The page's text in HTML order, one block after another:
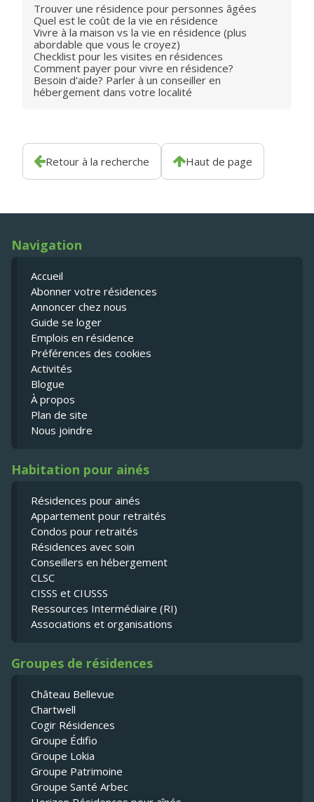
Trouver une résidence pour personnes âgées
Quel est le coût de la vie en résidence
Vivre à la maison vs la vie en résidence (plus
abordable que vous le croyez)
Checklist pour les visites en résidences
Comment payer pour vivre en résidence?
Besoin d'aide? Parler à un conseiller en
hébergement dans votre localité
Retour à la recherche Haut de page
Navigation
Accueil
Abonner votre résidences
Annoncer chez nous
Guide se loger
Emplois en résidence
Préférences des cookies
Activités
Blogue
À propos
Plan de site
Nous joindre
Habitation pour ainés
Résidences pour ainés
Appartement pour retraités
Condos pour retraités
Résidences avec soin
Conseillers en hébergement
CLSC
CISSS et CIUSSS
Ressources Intermédiaire (RI)
Associations et organisations
Groupes de résidences
Château Bellevue
Chartwell
Cogir Résidences
Groupe Édifio
Groupe Lokia
Groupe Patrimoine
Groupe Santé Arbec